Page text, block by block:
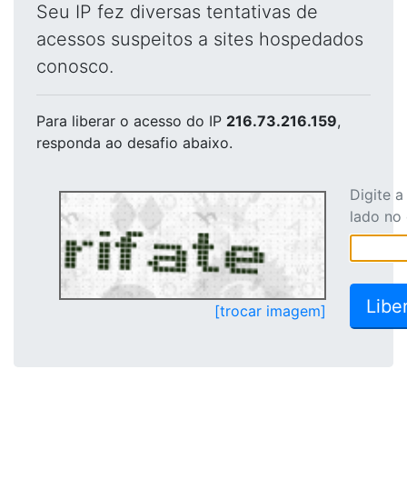
Seu IP fez diversas tentativas de
acessos suspeitos a sites hospedados
conosco.
Para liberar o acesso do IP 216.73.216.159,
responda ao desafio abaixo.
[trocar imagem]
Digite
lado no